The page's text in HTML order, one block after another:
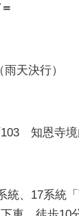
天決行）
103 知恩寺境
統、17系統